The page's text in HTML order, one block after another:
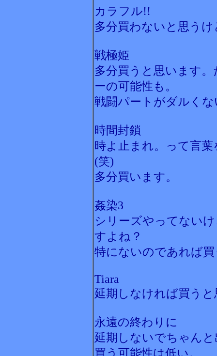
カラフル!!
多分買わないと思う
戦極姫
多分買うと思います
ーの可能性も。
戦闘パートがダルく
時間封鎖
時よ止まれ。って言
(笑)
多分買います。
姦染3
シリーズやってない
すよね？
特にないのであれば
Tiara
延期しなければ買う
永遠の終わりに
延期しないでちゃん
買う可能性は低い。